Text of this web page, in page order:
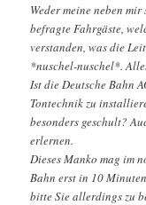
Weder meine neben
befragte Fahrgäste,
verstanden, was die
*nuschel-nuschel*.
Ist die Deutsche Bahn
Tontechnik zu
besonders geschult?
erlernen.
Dieses Manko mag im
Bahn erst in 10
bitte Sie allerdings zu